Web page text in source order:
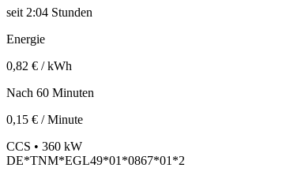
seit 2:04 Stunden
Energie
0,82 € / kWh
Nach 60 Minuten
0,15 € / Minute
CCS • 360 kW
DE*TNM*EGL49*01*0867*01*2